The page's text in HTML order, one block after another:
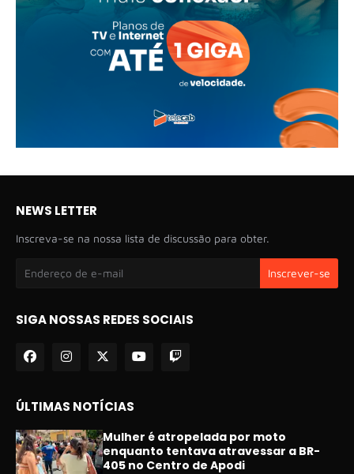
NEWS LETTER
Inscreva-se na nossa lista de discussão para obter.
SIGA NOSSAS REDES SOCIAIS
ÚLTIMAS NOTÍCIAS
Mulher é atropelada por moto
enquanto tentava atravessar a BR-
405 no Centro de Apodi